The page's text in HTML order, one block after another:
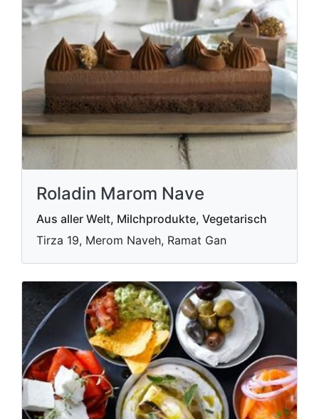
Roladin Marom Nave
Aus aller Welt, Milchprodukte, Vegetarisch
Tirza 19, Merom Naveh, Ramat Gan